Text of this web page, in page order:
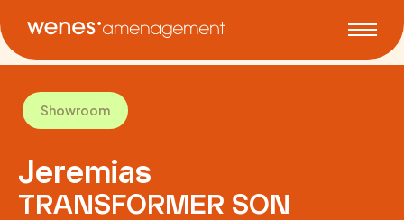
Showroom
Jeremias
TRANSFORMER SON